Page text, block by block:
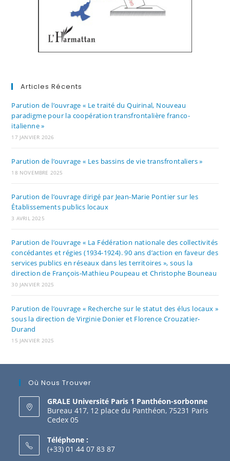
Articles Récents
Parution de l’ouvrage « Le traité du Quirinal, Nouveau
paradigme pour la coopération transfrontalière franco-
italienne »
17 JANVIER 2026
Parution de l’ouvrage « Les bassins de vie transfrontaliers »
18 NOVEMBRE 2025
Parution de l’ouvrage dirigé par Jean-Marie Pontier sur les
Établissements publics locaux
3 AVRIL 2025
Parution de l’ouvrage « La Fédération nationale des collectivités
concédantes et régies (1934-1924). 90 ans d’action en faveur des
services publics en réseaux dans les territoires », sous la
direction de François-Mathieu Poupeau et Christophe Bouneau
30 JANVIER 2025
Parution de l’ouvrage « Recherche sur le statut des élus locaux »
sous la direction de Virginie Donier et Florence Crouzatier-
Durand
15 JANVIER 2025
Où Nous Trouver
GRALE Université Paris 1 Panthéon-sorbonne
Bureau 417, 12 place du Panthéon, 75231 Paris
Cedex 05
Téléphone :
(+33) 01 44 07 83 87